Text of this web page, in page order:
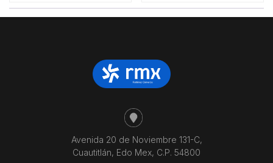
Avenida 20 de Noviembre 131-C,
Cuautitlán, Edo Mex, C.P. 54800